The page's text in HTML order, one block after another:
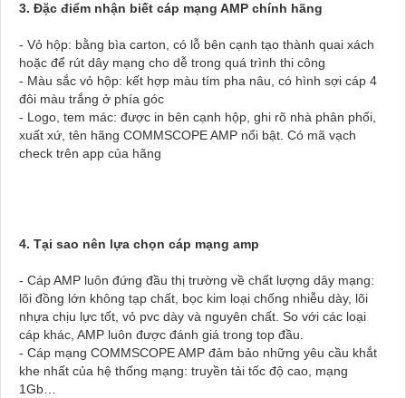
3. Đặc điểm nhận biết cáp mạng AMP chính hãng
- Vỏ hộp: bằng bìa carton, có lỗ bên cạnh tạo thành quai xách
hoặc để rút dây mạng cho dễ trong quá trình thi công
- Màu sắc vỏ hộp: kết hợp màu tím pha nâu, có hình sợi cáp 4
đôi màu trắng ở phía góc
- Logo, tem mác: được in bên cạnh hộp, ghi rõ nhà phân phối,
xuất xứ, tên hãng COMMSCOPE AMP nổi bật. Có mã vạch
check trên app của hãng
4. Tại sao nên lựa chọn cáp mạng amp
- Cáp AMP luôn đứng đầu thị trường về chất lượng dây mạng:
lõi đồng lớn không tạp chất, bọc kim loại chống nhiễu dày, lõi
nhựa chịu lực tốt, vỏ pvc dày và nguyên chất. So với các loại
cáp khác, AMP luôn được đánh giá trong top đầu.
- Cáp mạng COMMSCOPE AMP đảm bảo những yêu cầu khắt
khe nhất của hệ thống mạng: truyền tải tốc độ cao, mạng
1Gb…